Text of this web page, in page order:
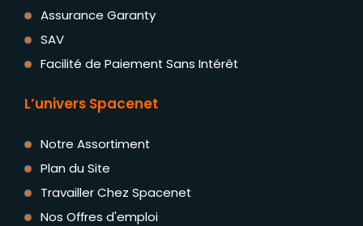
Assurance Garanty
SAV
Facilité de Paiement Sans Intérêt
L’univers Spacenet
Notre Assortiment
Plan du Site
Travailler Chez Spacenet
Nos Offres d'emploi